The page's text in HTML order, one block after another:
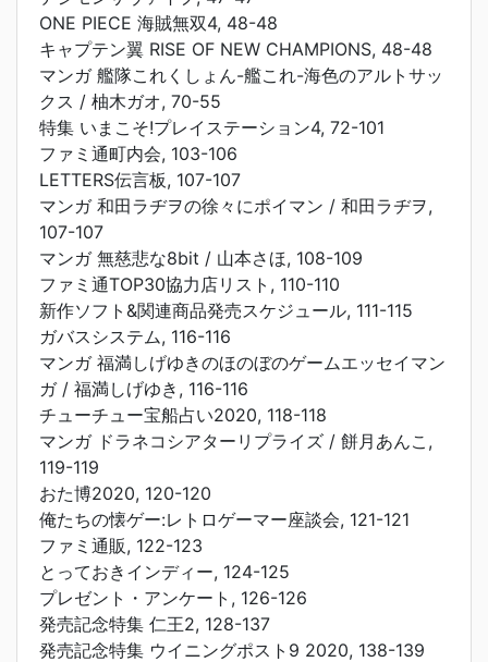
ONE PIECE 海賊無双4, 48-48
キャプテン翼 RISE OF NEW CHAMPIONS, 48-48
マンガ 艦隊これくしょん-艦これ-海色のアルトサッ
クス / 柚木ガオ, 70-55
特集 いまこそ!プレイステーション4, 72-101
ファミ通町内会, 103-106
LETTERS伝言板, 107-107
マンガ 和田ラヂヲの徐々にポイマン / 和田ラヂヲ,
107-107
マンガ 無慈悲な8bit / 山本さほ, 108-109
ファミ通TOP30協力店リスト, 110-110
新作ソフト&関連商品発売スケジュール, 111-115
ガバスシステム, 116-116
マンガ 福満しげゆきのほのぼのゲームエッセイマン
ガ / 福満しげゆき, 116-116
チューチュー宝船占い2020, 118-118
マンガ ドラネコシアターリプライズ / 餅月あんこ,
119-119
おた博2020, 120-120
俺たちの懐ゲー:レトロゲーマー座談会, 121-121
ファミ通販, 122-123
とっておきインディー, 124-125
プレゼント・アンケート, 126-126
発売記念特集 仁王2, 128-137
発売記念特集 ウイニングポスト9 2020, 138-139